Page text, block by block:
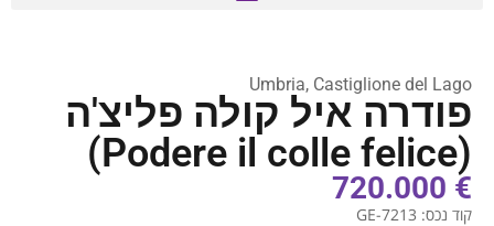
Umbria, Castiglione del Lago
פודרה איל קולה פליצ'ה
(Podere il colle felice)
€ 720.000
קוד נכס: GE-7213